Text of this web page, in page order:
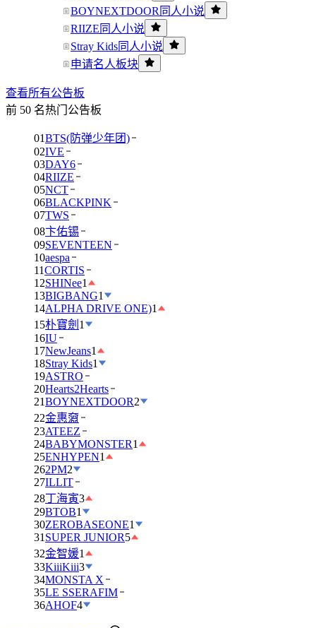
BOYNEXTDOOR同人小说
RIIZE同人小说
Stray Kids同人小说
申请名人板块
查看所有公告板
前 50 名热门公告板
01BTS(防弹少年团)
02IVE
03DAY6
04RIIZE
05NCT
06BLACKPINK
07TWS
08卞佑锡
09SEVENTEEN
10aespa
11CORTIS
12SHINee1
13BIGBANG1
14ALPHA DRIVE ONE)1
15朴寶劍 1
16IU
17NewJeans1
18Stray Kids1
19ASTRO
20Hearts2Hearts
21BOYNEXTDOOR2
22金惠奫
23ATEEZ
24BABYMONSTER1
25ENHYPEN1
262PM2
27ILLIT
28丁海寅3
29BTOB1
30ZEROBASEONE1
31 SUPER JUNIOR5
32金智媛1
33KiiiKiii3
34MONSTA X
35LE SSERAFIM
36AHOF4